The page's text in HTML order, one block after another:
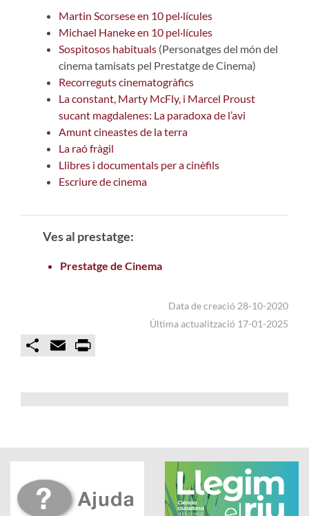
Martin Scorsese en 10 pel·lícules
Michael Haneke en 10 pel·lícules
Sospìtosos habituals (Personatges del món del
cinema tamisats pel Prestatge de Cinema)
Recorreguts cinematogràfics
La constant, Marty McFly, i Marcel Proust
sucant magdalenes: La paradoxa de l’avi
Amunt cineastes de la terra
La raó fràgil
Llibres i documentals per a cinèfils
Escriure de cinema
Ves al prestatge:
Prestatge de Cinema
Data de creació 28-10-2020
Última actualització 17-01-2025
C
r
t
m